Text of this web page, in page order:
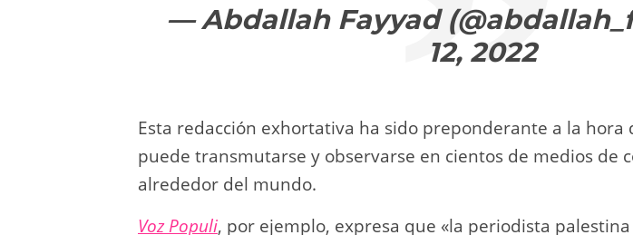
— Abdallah Fayyad
12, 2022
Esta redacción exhortativa ha sido preponderante a la
puede transmutarse y observarse en cientos de medios de
alrededor del mundo.
Voz Populi, por ejemplo, expresa que «la periodista